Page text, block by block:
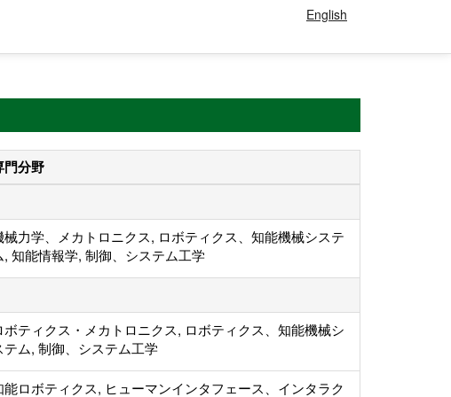
English
門分野
械力学、メカトロニクス, ロボティクス、知能機械システ
, 知能情報学, 制御、システム工学
ボティクス・メカトロニクス, ロボティクス、知能機械シ
テム, 制御、システム工学
能ロボティクス, ヒューマンインタフェース、インタラク